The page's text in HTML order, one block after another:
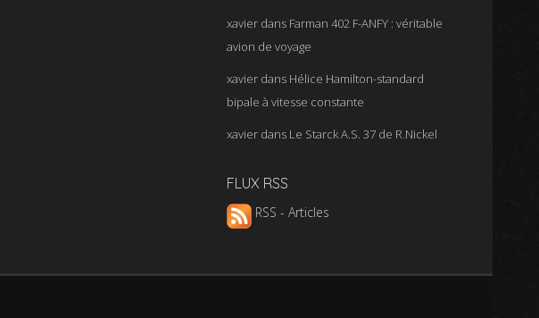
xavier dans Farman 402 F-ANFY : véritable
avion de voyage
xavier dans Hélice Hamilton-standard
bipale à vitesse constante
xavier dans Le Starck A.S. 37 de R.Nickel
FLUX RSS
RSS - Articles